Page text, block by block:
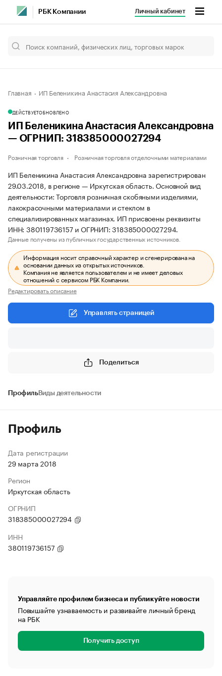
РБК Компании Личный кабинет
Главная ИП Беленикина Анастасия Александровна
ДЕЙСТВУЕТОБНОВЛЕНО
ИП Беленикина Анастасия Александровна
— ОГРНИП: 318385000027294
Розничная торговля Розничная торговля отделочными материалами
ИП Беленикина Анастасия Александровна зарегистрирован
29.03.2018, в регионе — Иркутская область. Основной вид
деятельности: Торговля розничная скобяными изделиями,
лакокрасочными материалами и стеклом в
специализированных магазинах. ИП присвоены реквизиты
ИНН: 380119736157 и ОГРНИП: 318385000027294.
Данные получены из публичных государственных источников.
Информация носит справочный характер и сгенерирована на
основании данных из открытых источников.
Компания не является пользователем и не имеет деловых
отношений с сервисом РБК Компании.
Редактировать описание
Управлять страницей
Поделиться
ПрофильВиды деятельности
Профиль
Дата регистрации
29 марта 2018
Регион
Иркутская область
ОГРНИП
318385000027294
ИНН
380119736157
Управляйте профилем бизнеса и публикуйте новости
Повышайте узнаваемость и развивайте личный бренд
на РБК
Получить доступ